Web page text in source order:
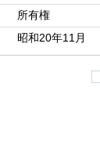
所有権
昭和20年11月